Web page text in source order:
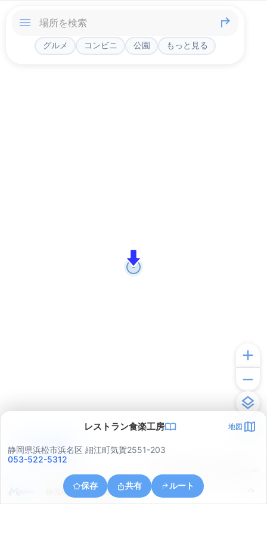
グルメ コンビニ 公園 もっと見る
レストラン食楽工房 地図
静岡県浜松市浜名区 細江町気賀2551-203
053-522-5312
保存 共有 ルート
静岡県浜松市中央区豊岡町
アプリで見る